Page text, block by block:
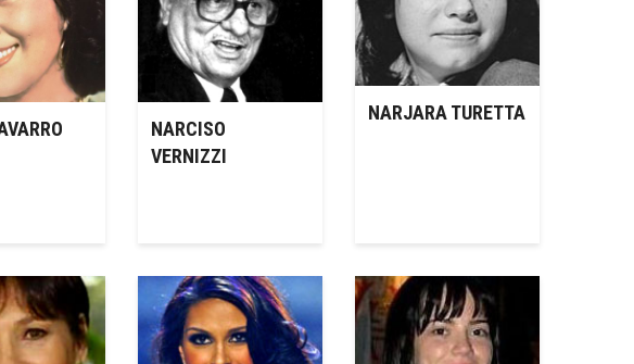
NARCISO
VERNIZZI
NARJARA TURETTA